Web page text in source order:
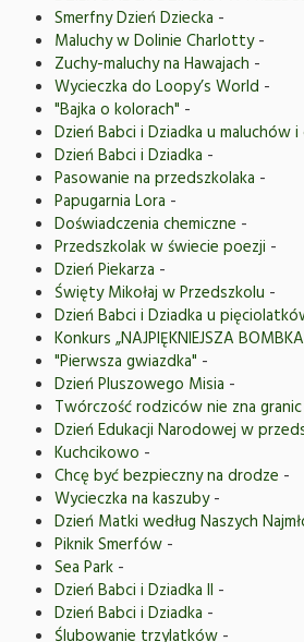
Smerfny Dzień Dziecka -
Maluchy w Dolinie Charlotty-
Zuchy-maluchy na Hawajach -
Wycieczka do Loopy’s World -
"Bajka o kolorach" -
Dzień Babci i Dziadka u
Dzień Babci i Dziadka -
Pasowanie na przedszkolaka -
Papugarnia Lora -
Doświadczenia chemiczne -
Przedszkolak w świecie poezji -
Dzień Piekarza -
Święty Mikołaj w Przedszkolu -
Dzień Babci i Dziadka u
Konkurs „NAJPIĘKNIEJSZA
"Pierwsza gwiazdka" -
Dzień Pluszowego Misia -
Twórczość rodziców nie zna granic
Dzień Edukacji Narodowej w
Kuchcikowo -
Chcę być bezpieczny na drodze -
Wycieczka na kaszuby-
Dzień Matki według Naszych
Piknik Smerfów -
Sea Park -
Dzień Babci i Dziadka II -
Dzień Babci i Dziadka -
Ślubowanie trzylatków -